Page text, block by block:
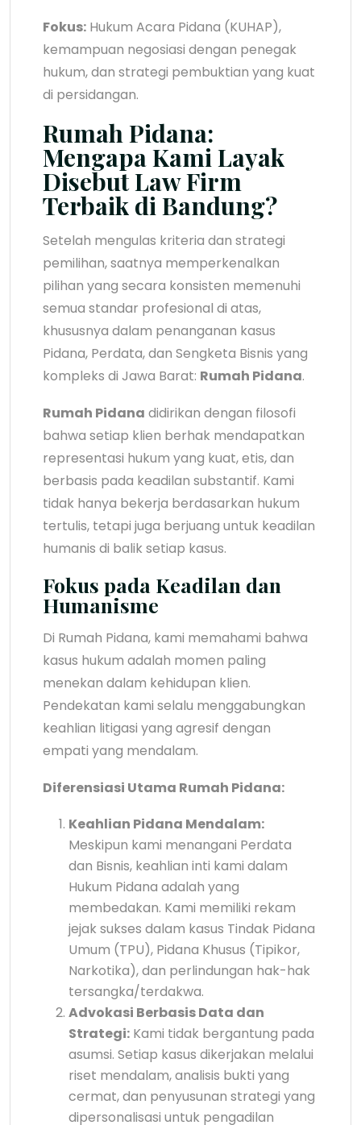
Fokus: Hukum Acara Pidana (KUHAP),
kemampuan negosiasi dengan penegak
hukum, dan strategi pembuktian yang kuat
di persidangan.
Rumah Pidana:
Mengapa Kami Layak
Disebut Law Firm
Terbaik di Bandung?
Setelah mengulas kriteria dan strategi
pemilihan, saatnya memperkenalkan
pilihan yang secara konsisten memenuhi
semua standar profesional di atas,
khususnya dalam penanganan kasus
Pidana, Perdata, dan Sengketa Bisnis yang
kompleks di Jawa Barat: Rumah Pidana.
Rumah Pidana didirikan dengan filosofi
bahwa setiap klien berhak mendapatkan
representasi hukum yang kuat, etis, dan
berbasis pada keadilan substantif. Kami
tidak hanya bekerja berdasarkan hukum
tertulis, tetapi juga berjuang untuk keadilan
humanis di balik setiap kasus.
Fokus pada Keadilan dan
Humanisme
Di Rumah Pidana, kami memahami bahwa
kasus hukum adalah momen paling
menekan dalam kehidupan klien.
Pendekatan kami selalu menggabungkan
keahlian litigasi yang agresif dengan
empati yang mendalam.
Diferensiasi Utama Rumah Pidana:
Keahlian Pidana Mendalam:
Meskipun kami menangani Perdata
dan Bisnis, keahlian inti kami dalam
Hukum Pidana adalah yang
membedakan. Kami memiliki rekam
jejak sukses dalam kasus Tindak Pidana
Umum (TPU), Pidana Khusus (Tipikor,
Narkotika), dan perlindungan hak-hak
tersangka/terdakwa.
Advokasi Berbasis Data dan
Strategi: Kami tidak bergantung pada
asumsi. Setiap kasus dikerjakan melalui
riset mendalam, analisis bukti yang
cermat, dan penyusunan strategi yang
dipersonalisasi untuk pengadilan